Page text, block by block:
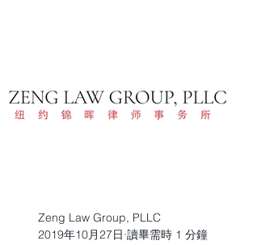
Zeng Law Group, PLLC
2019年10月27日 讀畢需時 1 分鐘